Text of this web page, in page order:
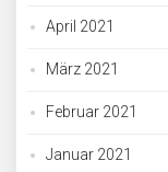
April 2021
März 2021
Februar 2021
Januar 2021